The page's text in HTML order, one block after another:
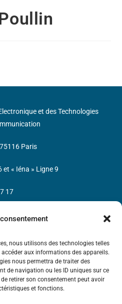
nous utilisons des technologies telles
aux informations des appareils.
nous permettra de traiter des
de navigation ou les ID uniques sur ce
retirer son consentement peut avoir
et fonctions.
d’André-
et des Technologies
75116 Paris
et « Iéna » Ligne 9
17
APE : 9412Z TVA intra-
232